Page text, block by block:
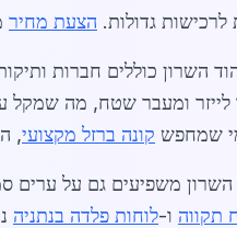
גדולות. הצעת מחיר
השרון כוללים חברות
ומעבר שטח, מה שמקל
שמחפש קונה ברזל מקצועי,
משפיעים גם על ערים
תקווה ו-לוחות פלדה בנתניה